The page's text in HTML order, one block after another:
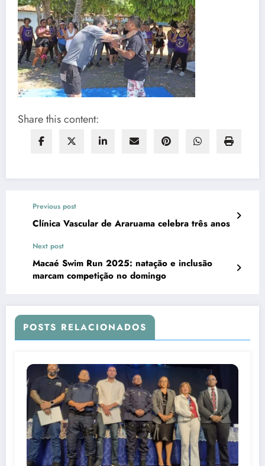
Share this content:
Previous post
Clínica Vascular de Araruama celebra três anos
Next post
Macaé Swim Run 2025: natação e inclusão
marcam competição no domingo
POSTS RELACIONADOS